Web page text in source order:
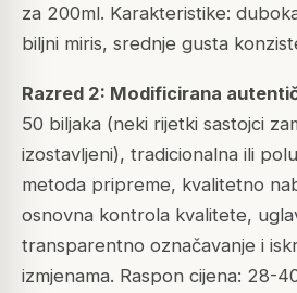
za 200ml. Karakteristike:
biljni miris, srednje gusta
Razred 2: Modificirana
50 biljaka (neki rijetki sastojci
izostavljeni), tradicionalna ili
metoda pripreme, kvalitetno
osnovna kontrola kvalitete,
transparentno označavanje i
izmjenama. Raspon cijena: 28-